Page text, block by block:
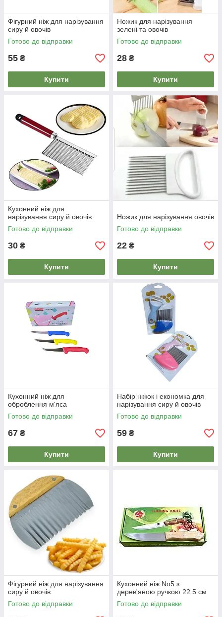
Фігурний ніж для нарізування
сиру й овочів
Готово до відправки
55 ₴
Купити
Ножик для нарізування
зелені та овочів
Готово до відправки
28 ₴
Купити
Кухонний ніж для
нарізування сиру й овочів
Готово до відправки
30 ₴
Купити
Ножик для нарізування овочів
Готово до відправки
22 ₴
Купити
Кухонний ніж для
оброблення м'яса
Готово до відправки
67 ₴
Купити
Набір ніжок і економка для
нарізування сиру й овочів
Готово до відправки
59 ₴
Купити
Фігурний ніж для нарізування
сиру й овочів
Готово до відправки
Кухонний ніж No5 з
дерев'яною ручкою 22.5 см
Готово до відправки